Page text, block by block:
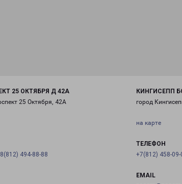
25 ОКТЯБРЯ Д 42А
25 Октября, 42А
494-88-88
КИНГИСЕПП
город
на карте
ТЕЛЕФОН
+7(812) 458-
EMAIL